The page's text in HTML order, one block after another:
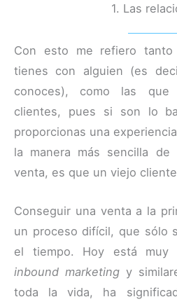
1. Las
Con esto me refiero
tienes con alguien (es
conoces), como las
clientes, pues si son lo
proporcionas una
la manera más sencilla de
venta, es que un viejo
Conseguir una venta a la
un proceso difícil, que sólo
el tiempo. Hoy está muy
inbound marketing y
toda la vida, ha